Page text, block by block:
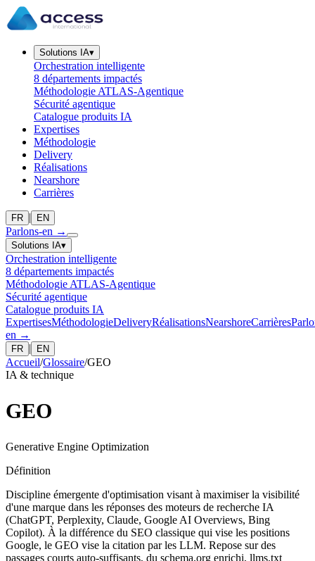
Solutions IA▾
Orchestration intelligente
8 départements impactés
Méthodologie ATLAS-Agentique
Sécurité agentique
Catalogue produits IA
Expertises
Méthodologie
Delivery
Réalisations
Nearshore
Carrières
FR | EN
Parlons-en →
Solutions IA▾
Orchestration intelligente
8 départements impactés
Méthodologie ATLAS-Agentique
Sécurité agentique
Catalogue produits IA
ExpertisesMéthodologieDeliveryRéalisationsNearshoreCarrières
en →
FR | EN
Accueil/Glossaire/GEO
IA & technique
GEO
Generative Engine Optimization
Définition
Discipline émergente d'optimisation visant à maximiser la visibilité
d'une marque dans les réponses des moteurs de recherche IA
(ChatGPT, Perplexity, Claude, Google AI Overviews, Bing
Copilot). À la différence du SEO classique qui vise les positions
Google, le GEO vise la citation par les LLM. Repose sur des
passages courts auto-suffisants, du schema.org enrichi, llms.txt